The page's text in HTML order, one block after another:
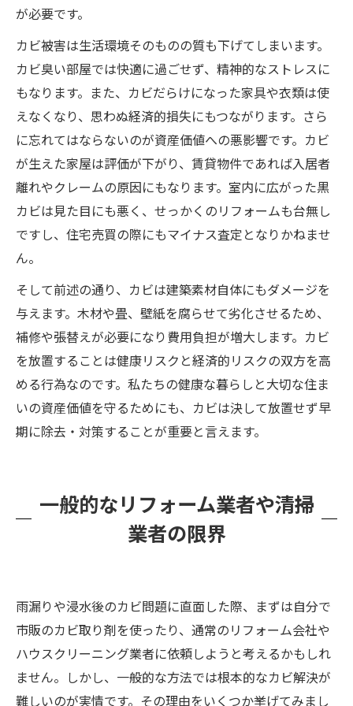
が必要です。
カビ被害は生活環境そのものの質も下げてしまいます。
カビ臭い部屋では快適に過ごせず、精神的なストレスに
もなります。また、カビだらけになった家具や衣類は使
えなくなり、思わぬ経済的損失にもつながります。さら
に忘れてはならないのが資産価値への悪影響です。カビ
が生えた家屋は評価が下がり、賃貸物件であれば入居者
離れやクレームの原因にもなります。室内に広がった黒
カビは見た目にも悪く、せっかくのリフォームも台無し
ですし、住宅売買の際にもマイナス査定となりかねませ
ん。
そして前述の通り、カビは建築素材自体にもダメージを
与えます。木材や畳、壁紙を腐らせて劣化させるため、
補修や張替えが必要になり費用負担が増大します。カビ
を放置することは健康リスクと経済的リスクの双方を高
める行為なのです。私たちの健康な暮らしと大切な住ま
いの資産価値を守るためにも、カビは決して放置せず早
期に除去・対策することが重要と言えます。
一般的なリフォーム業者や清掃
業者の限界
雨漏りや浸水後のカビ問題に直面した際、まずは自分で
市販のカビ取り剤を使ったり、通常のリフォーム会社や
ハウスクリーニング業者に依頼しようと考えるかもしれ
ません。しかし、一般的な方法では根本的なカビ解決が
難しいのが実情です。その理由をいくつか挙げてみまし